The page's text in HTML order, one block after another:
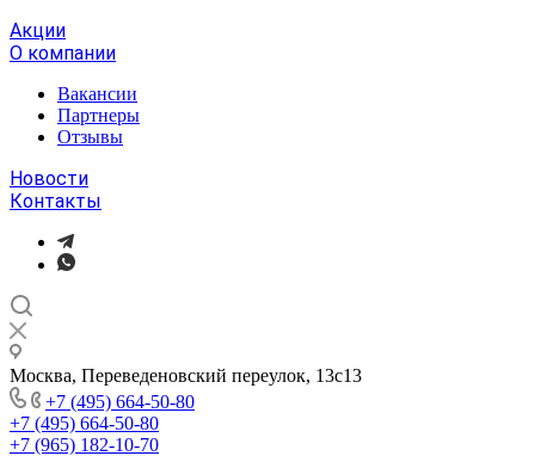
Акции
О компании
Вакансии
Партнеры
Отзывы
Новости
Контакты
Москва, Переведеновский переулок, 13с13
+7 (495) 664-50-80
+7 (495) 664-50-80
+7 (965) 182-10-70